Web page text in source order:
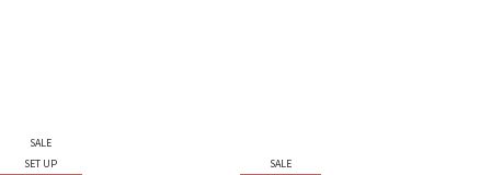
SALE
SET UP
SALE